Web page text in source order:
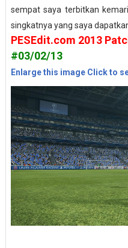
sempat saya terbitkan
singkatnya yang saya
PESEdit.com 2013
#03/02/13
Enlarge this image Click to